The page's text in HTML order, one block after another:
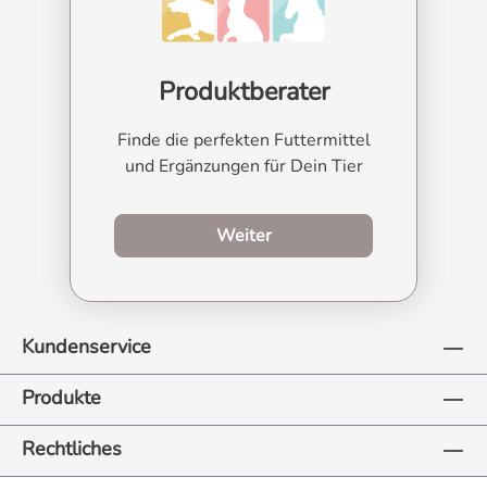
Produktberater
Finde die perfekten Futtermittel
und Ergänzungen für Dein Tier
Weiterzum Produktberater
Kundenservice
Produkte
Rechtliches